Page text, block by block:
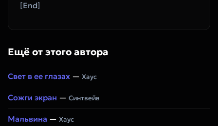
[End]
Ещё от этого автора
Свет в ее глазах — Хаус
Сожги экран — Синтвейв
Мальвина — Хаус